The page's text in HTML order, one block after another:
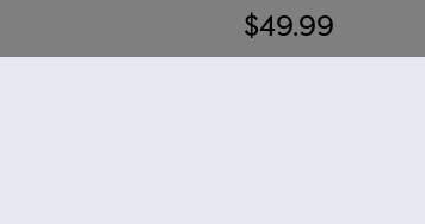
$49.99